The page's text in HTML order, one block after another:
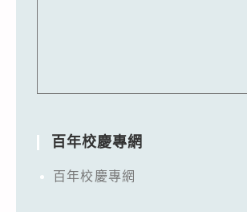
百年校慶專網
百年校慶專網